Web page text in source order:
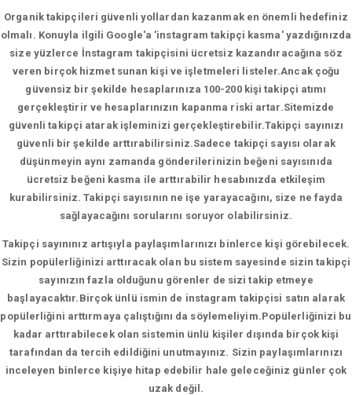
Organik takipçileri güvenli yollardan kazanmak en önemli hedefiniz
olmalı. Konuyla ilgili Google'a 'instagram takipçi kasma' yazdığınızda
size yüzlerce İnstagram takipçisini ücretsiz kazandıracağına söz
veren birçok hizmet sunan kişi ve işletmeleri listeler.Ancak çoğu
güvensiz bir şekilde hesaplarınıza 100-200 kişi takipçi atımı
gerçekleştirir ve hesaplarınızın kapanma riski artar.Sitemizde
güvenli takipçi atarak işleminizi gerçekleştirebilir.Takipçi sayınızı
güvenli bir şekilde arttırabilirsiniz.Sadece takipçi sayısı olarak
düşünmeyin aynı zamanda gönderilerinizin beğeni sayısınıda
ücretsiz beğeni kasma ile arttırabilir hesabınızda etkileşim
kurabilirsiniz. Takipçi sayısının ne işe yarayacağını, size ne fayda
sağlayacağını sorularını soruyor olabilirsiniz.
Takipçi sayınınız artışıyla paylaşımlarınızı binlerce kişi görebilecek.
Sizin popülerliğinizi arttıracak olan bu sistem sayesinde sizin takipçi
sayınızın fazla olduğunu görenler de sizi takip etmeye
başlayacaktır.Birçok ünlü ismin de instagram takipçisi satın alarak
popülerliğini arttırmaya çalıştığını da söylemeliyim.Popülerliğinizi bu
kadar arttırabilecek olan sistemin ünlü kişiler dışında birçok kişi
tarafından da tercih edildiğini unutmayınız. Sizin paylaşımlarınızı
inceleyen binlerce kişiye hitap edebilir hale geleceğiniz günler çok
uzak değil.